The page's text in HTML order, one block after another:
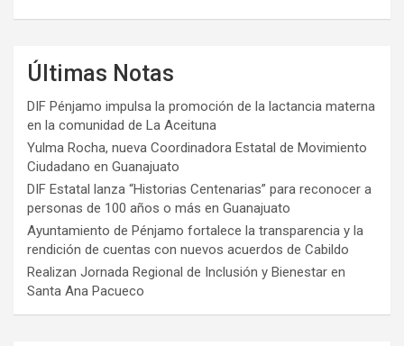
Últimas Notas
DIF Pénjamo impulsa la promoción de la lactancia materna
en la comunidad de La Aceituna
Yulma Rocha, nueva Coordinadora Estatal de Movimiento
Ciudadano en Guanajuato
DIF Estatal lanza “Historias Centenarias” para reconocer a
personas de 100 años o más en Guanajuato
Ayuntamiento de Pénjamo fortalece la transparencia y la
rendición de cuentas con nuevos acuerdos de Cabildo
Realizan Jornada Regional de Inclusión y Bienestar en
Santa Ana Pacueco